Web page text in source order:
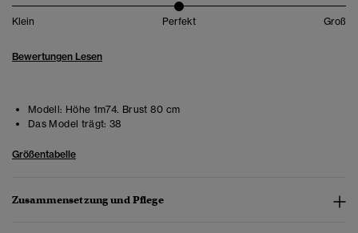
Klein Perfekt Groß
Bewertungen Lesen
Modell: Höhe 1m74. Brust 80 cm
Das Model trägt: 38
Größentabelle
Zusammensetzung und Pflege